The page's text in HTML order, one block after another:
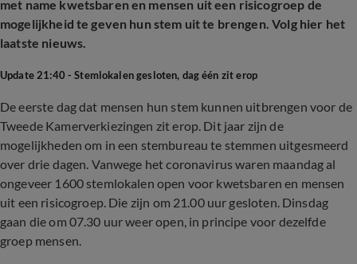
met name kwetsbaren en mensen uit een risicogroep de
mogelijkheid te geven hun stem uit te brengen. Volg hier het
laatste nieuws.
Update 21:40 - Stemlokalen gesloten, dag één zit erop
De eerste dag dat mensen hun stem kunnen uitbrengen voor de
Tweede Kamerverkiezingen zit erop. Dit jaar zijn de
mogelijkheden om in een stembureau te stemmen uitgesmeerd
over drie dagen. Vanwege het coronavirus waren maandag al
ongeveer 1600 stemlokalen open voor kwetsbaren en mensen
uit een risicogroep. Die zijn om 21.00 uur gesloten. Dinsdag
gaan die om 07.30 uur weer open, in principe voor dezelfde
groep mensen.